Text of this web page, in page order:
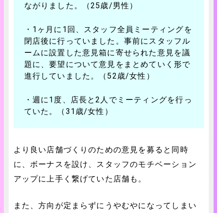
ながりました。（25歳/男性）
・1ヶ月に1回、スタッフ全員ミーティングを
閉店後に行っていました。事前にスタッフル
ームに設置した意見箱に寄せられた意見を議
題に、要望について意見をまとめていく形で
進行していました。（52歳/女性）
・週に1度、店長と2人でミーティングを行っ
ていた。（31歳/女性）
より良い店舗づくりのための意見を募ると同時
に、ボーナスを設け、スタッフのモチベーション
アップに上手く繋げていた店舗も。
また、方向が定まらずにうやむやになってしまい